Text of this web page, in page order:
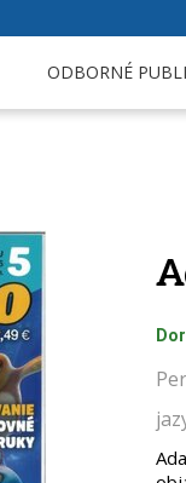
ODBORNÉ